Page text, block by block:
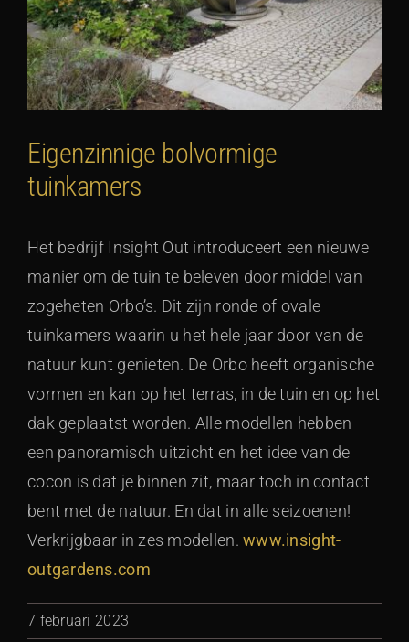
Eigenzinnige bolvormige
tuinkamers
Het bedrijf Insight Out introduceert een nieuwe
manier om de tuin te beleven door middel van
zogeheten Orbo’s. Dit zijn ronde of ovale
tuinkamers waarin u het hele jaar door van de
natuur kunt genieten. De Orbo heeft organische
vormen en kan op het terras, in de tuin en op het
dak geplaatst worden. Alle modellen hebben
een panoramisch uitzicht en het idee van de
cocon is dat je binnen zit, maar toch in contact
bent met de natuur. En dat in alle seizoenen!
Verkrijgbaar in zes modellen.www.insight-
outgardens.com
7 februari 2023